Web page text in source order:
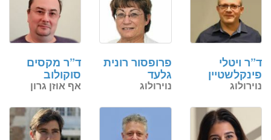
ד”ר מקסים
סוקולוב
אף אוזן גרון
פרופסור רונית
גלעד
נוירולוג
ד”ר ויטלי
פינקלשטיין
נוירולוג